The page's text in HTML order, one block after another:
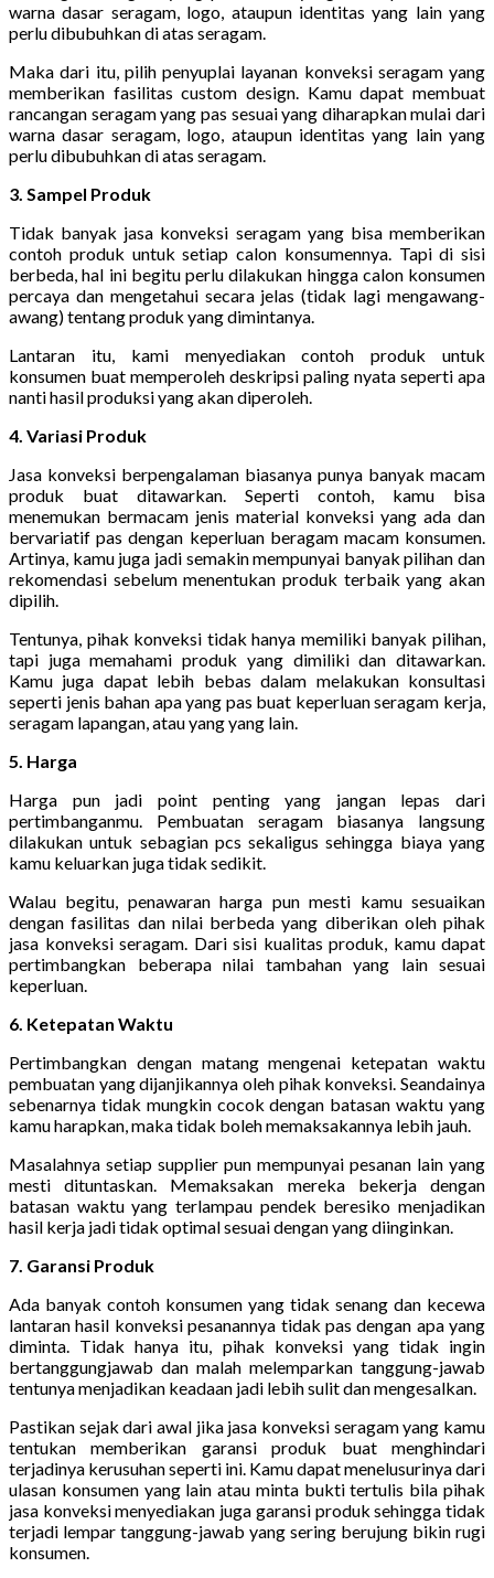
warna dasar seragam, logo, ataupun identitas yang lain yang
perlu dibubuhkan di atas seragam.
Maka dari itu, pilih penyuplai layanan konveksi seragam yang
memberikan fasilitas custom design. Kamu dapat membuat
rancangan seragam yang pas sesuai yang diharapkan mulai dari
warna dasar seragam, logo, ataupun identitas yang lain yang
perlu dibubuhkan di atas seragam.
3. Sampel Produk
Tidak banyak jasa konveksi seragam yang bisa memberikan
contoh produk untuk setiap calon konsumennya. Tapi di sisi
berbeda, hal ini begitu perlu dilakukan hingga calon konsumen
percaya dan mengetahui secara jelas (tidak lagi mengawang-
awang) tentang produk yang dimintanya.
Lantaran itu, kami menyediakan contoh produk untuk
konsumen buat memperoleh deskripsi paling nyata seperti apa
nanti hasil produksi yang akan diperoleh.
4. Variasi Produk
Jasa konveksi berpengalaman biasanya punya banyak macam
produk buat ditawarkan. Seperti contoh, kamu bisa
menemukan bermacam jenis material konveksi yang ada dan
bervariatif pas dengan keperluan beragam macam konsumen.
Artinya, kamu juga jadi semakin mempunyai banyak pilihan dan
rekomendasi sebelum menentukan produk terbaik yang akan
dipilih.
Tentunya, pihak konveksi tidak hanya memiliki banyak pilihan,
tapi juga memahami produk yang dimiliki dan ditawarkan.
Kamu juga dapat lebih bebas dalam melakukan konsultasi
seperti jenis bahan apa yang pas buat keperluan seragam kerja,
seragam lapangan, atau yang yang lain.
5. Harga
Harga pun jadi point penting yang jangan lepas dari
pertimbanganmu. Pembuatan seragam biasanya langsung
dilakukan untuk sebagian pcs sekaligus sehingga biaya yang
kamu keluarkan juga tidak sedikit.
Walau begitu, penawaran harga pun mesti kamu sesuaikan
dengan fasilitas dan nilai berbeda yang diberikan oleh pihak
jasa konveksi seragam. Dari sisi kualitas produk, kamu dapat
pertimbangkan beberapa nilai tambahan yang lain sesuai
keperluan.
6. Ketepatan Waktu
Pertimbangkan dengan matang mengenai ketepatan waktu
pembuatan yang dijanjikannya oleh pihak konveksi. Seandainya
sebenarnya tidak mungkin cocok dengan batasan waktu yang
kamu harapkan, maka tidak boleh memaksakannya lebih jauh.
Masalahnya setiap supplier pun mempunyai pesanan lain yang
mesti dituntaskan. Memaksakan mereka bekerja dengan
batasan waktu yang terlampau pendek beresiko menjadikan
hasil kerja jadi tidak optimal sesuai dengan yang diinginkan.
7. Garansi Produk
Ada banyak contoh konsumen yang tidak senang dan kecewa
lantaran hasil konveksi pesanannya tidak pas dengan apa yang
diminta. Tidak hanya itu, pihak konveksi yang tidak ingin
bertanggungjawab dan malah melemparkan tanggung-jawab
tentunya menjadikan keadaan jadi lebih sulit dan mengesalkan.
Pastikan sejak dari awal jika jasa konveksi seragam yang kamu
tentukan memberikan garansi produk buat menghindari
terjadinya kerusuhan seperti ini. Kamu dapat menelusurinya dari
ulasan konsumen yang lain atau minta bukti tertulis bila pihak
jasa konveksi menyediakan juga garansi produk sehingga tidak
terjadi lempar tanggung-jawab yang sering berujung bikin rugi
konsumen.